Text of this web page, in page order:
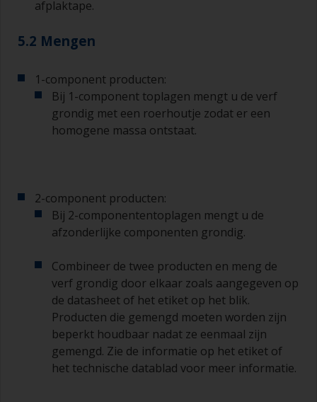
om vervuiling te voorkomen.
De kwaliteit van de kwasten voor de
grondverflagen dient hetzelfde te zijn als die van
U kunt kwasten met natuurlijk haar en kwasten
met kunsthaar gebruiken.
U kunt aanzetten tot een minimum beperken
door de kwast onder een hoek van 45° ten
verdunner in een geschikte pot of mengbeker,
zodat u deze kunt reinigen als de haren aan
elkaar beginnen te kleven vanwege droging of
Andere nuttige tips:
Als u zakkers ziet ontstaan bij het aanbrengen
van de verf, dan is de verf te dun of u brengt te
veel aan.
Gebruik geen verf rechtstreeks uit het blik, want
daarmee kunt u vuil overhevelen en kan verf
afplaktape.
5.2 Mengen
1-component producten:
Bij 1-component toplagen mengt u de verf
grondig met een roerhoutje zodat er een
homogene massa ontstaat.
2-component producten:
Bij 2-componententoplagen mengt u de
afzonderlijke componenten grondig.
Combineer de twee producten en meng de
verf grondig door elkaar zoals aangegeven op
de datasheet of het etiket op het blik.
Producten die gemengd moeten worden zijn
beperkt houdbaar nadat ze eenmaal zijn
gemengd. Zie de informatie op het etiket of
het technische datablad voor meer informatie.